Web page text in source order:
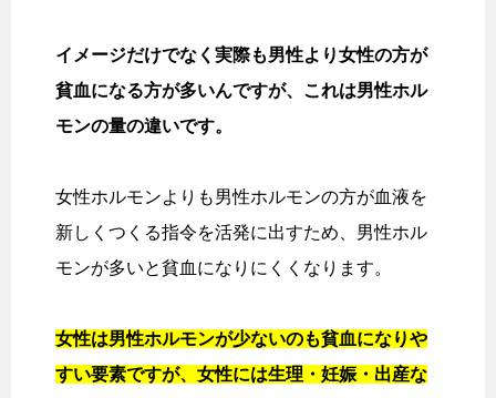
イメージだけでなく実際も男性より女性の方が
貧血になる方が多いんですが、これは男性ホル
モンの量の違いです。
女性ホルモンよりも男性ホルモンの方が血液を
新しくつくる指令を活発に出すため、男性ホル
モンが多いと貧血になりにくくなります。
女性は男性ホルモンが少ないのも貧血になりや
すい要素ですが、女性には生理・妊娠・出産な